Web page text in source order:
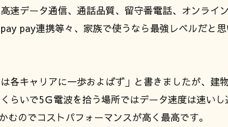
速データ通信、通話品質、留守番電話、オンライ
pay連携等々、家族で使うなら最強レベルだと思
は各キャリアに一歩およばず」と書きましたが、建
らいで5Ｇ電波を拾う場所ではデータ速度は速い
むのでコストパフォーマンスが高く最高です。